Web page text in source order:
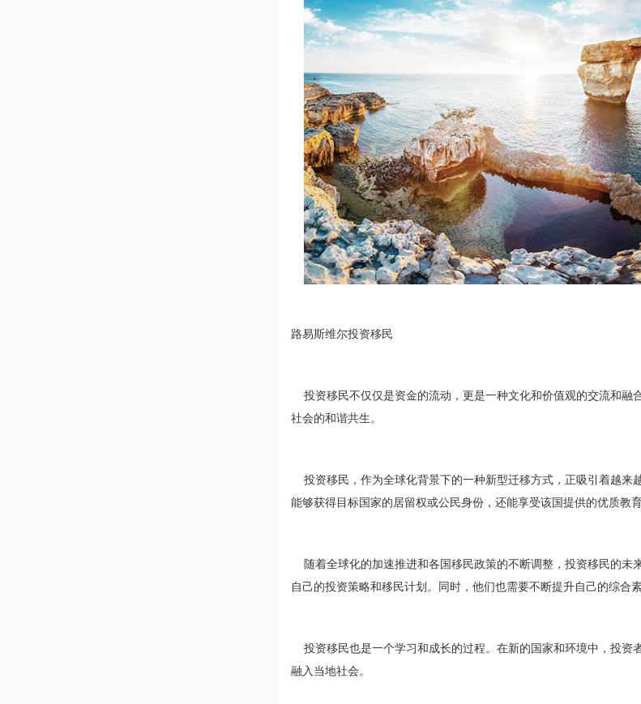
路易斯维尔投资移民
投资移民不仅仅是资金的流动，更是一种文化和价值观的交流和融
社会的和谐共生。
投资移民，作为全球化背景下的一种新型迁移方式，正吸引着越来
能够获得目标国家的居留权或公民身份，还能享受该国提供的优质教
随着全球化的加速推进和各国移民政策的不断调整，投资移民的未
自己的投资策略和移民计划。同时，他们也需要不断提升自己的综合
投资移民也是一个学习和成长的过程。在新的国家和环境中，投资
融入当地社会。